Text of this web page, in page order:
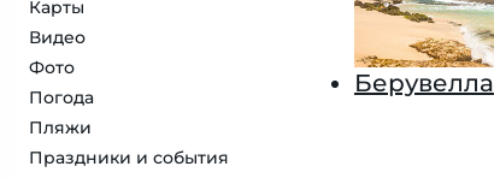
Карты
Видео
Фото
Погода
Пляжи
Праздники и события
Берувелла